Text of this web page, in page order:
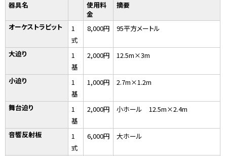
器具名
使用料
金
摘要
オーケストラピット
1
式
8,000円 95平方メートル
大迫り
1
基
2,000円 12.5m×3m
小迫り
1
基
1,000円 2.7m×1.2m
舞台迫り
1
基
2,000円 小ホール 12.5m×2.4m
音響反射板
1
式
6,000円 大ホール